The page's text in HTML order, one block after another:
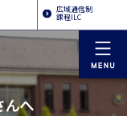
広域通信制
課程ILC
んへ